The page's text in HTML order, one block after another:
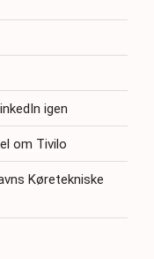
igen
om Tivilo
Køretekniske